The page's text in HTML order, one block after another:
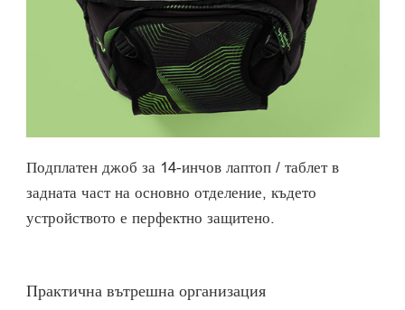
Подплатен джоб за 14-инчов лаптоп / таблет в
задната част на основно отделение, където
устройството е перфектно защитено.
Практична вътрешна организация